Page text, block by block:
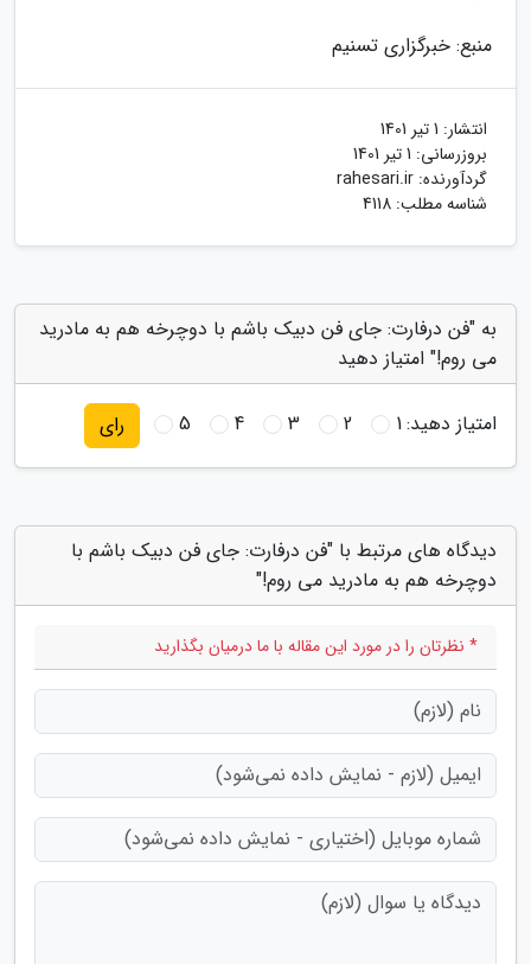
منبع: خبرگزاری تسنیم
انتشار: 1 تیر 1401
بروزرسانی: 1 تیر 1401
گردآورنده: rahesari.ir
شناسه مطلب: 4118
به "فن درفارت: جای فن دبیک باشم با دوچرخه هم به مادرید
می روم!" امتیاز دهید
امتیاز دهید:1
2
3
4
5 رای
دیدگاه های مرتبط با "فن درفارت: جای فن دبیک باشم با
دوچرخه هم به مادرید می روم!"
* نظرتان را در مورد این مقاله با ما درمیان بگذارید